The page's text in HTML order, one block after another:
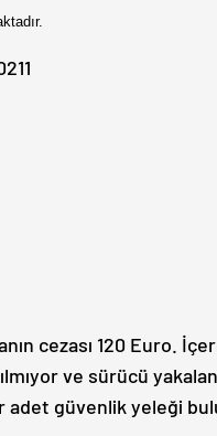
cezası 120 Euro.
ve sürücü
adet güvenlik yeleği